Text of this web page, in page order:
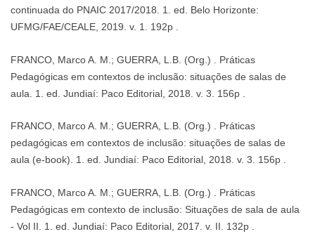
continuada do PNAIC 2017/2018. 1. ed. Belo Horizonte:
UFMG/FAE/CEALE, 2019. v. 1. 192p .
FRANCO, Marco A. M.; GUERRA, L.B. (Org.) . Práticas
Pedagógicas em contextos de inclusão: situações de salas de
aula. 1. ed. Jundiaí: Paco Editorial, 2018. v. 3. 156p .
FRANCO, Marco A. M.; GUERRA, L.B. (Org.) . Práticas
pedagógicas em contextos de inclusão: situações de salas de
aula (e-book). 1. ed. Jundiaí: Paco Editorial, 2018. v. 3. 156p .
FRANCO, Marco A. M.; GUERRA, L.B. (Org.) . Práticas
Pedagógicas em contexto de inclusão: Situações de sala de aula
- Vol II. 1. ed. Jundiaí: Paco Editorial, 2017. v. II. 132p .